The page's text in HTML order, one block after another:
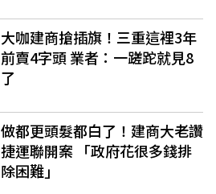
大咖建商搶插旗！三重這裡3年
前賣4字頭 業者：一蹉跎就見8
了
做都更頭髮都白了！建商大老讚
捷運聯開案 「政府花很多錢排
除困難」